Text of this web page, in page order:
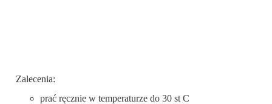
Zalecenia:
prać ręcznie w temperaturze do 30 st C